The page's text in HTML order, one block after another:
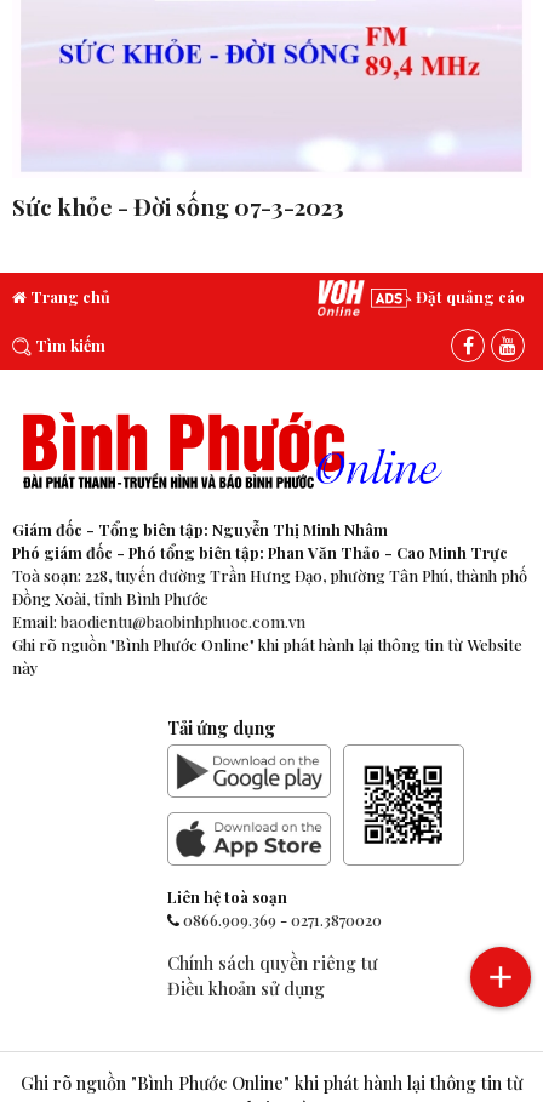
Sức khỏe - Đời sống 07-3-2023
Trang chủ Đặt quảng cáo
Tìm kiếm
Giám đốc - Tổng biên tập: Nguyễn Thị Minh Nhâm
Phó giám đốc - Phó tổng biên tập: Phan Văn Thảo - Cao Minh Trực
Toà soạn: 228, tuyến đường Trần Hưng Đạo, phường Tân Phú, thành phố
Đồng Xoài, tỉnh Bình Phước
Email: baodientu@baobinhphuoc.com.vn
Ghi rõ nguồn "Bình Phước Online" khi phát hành lại thông tin từ Website
này
Tải ứng dụng
Liên hệ toà soạn
0866.909.369-0271.3870020
Chính sách quyền riêng tư
Điều khoản sử dụng
Ghi rõ nguồn "Bình Phước Online" khi phát hành lại thông tin từ